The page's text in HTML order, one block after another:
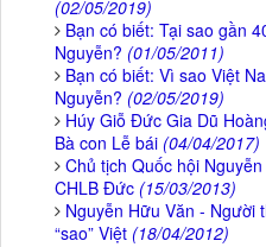
(02/05/2019)
Bạn có biết: Tại sao gần
Nguyễn? (01/05/2011)
Bạn có biết: Vì sao Việt
Nguyễn? (02/05/2019)
Húy Giỗ Đức Gia Dũ
Bà con Lễ bái (04/04/2017)
Chủ tịch Quốc hội
CHLB Đức (15/03/2013)
Nguyễn Hữu Văn - Người
“sao” Việt (18/04/2012)